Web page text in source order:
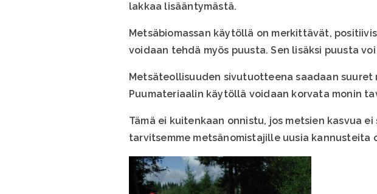
lakkaa lisääntymästä.
Metsäbiomassan käytöllä on merkittävät,
voidaan tehdä myös puusta. Sen lisäksi puusta
Metsäteollisuuden sivutuotteena saadaan
Puumateriaalin käytöllä voidaan korvata monin
Tämä ei kuitenkaan onnistu, jos metsien kasvua
tarvitsemme metsänomistajille uusia kannusteita